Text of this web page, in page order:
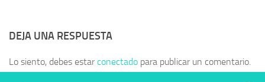
DEJA UNA RESPUESTA
Lo siento, debes estarconectado para publicar un comentario.